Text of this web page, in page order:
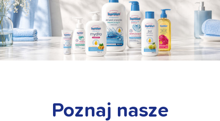
Poznaj nasze